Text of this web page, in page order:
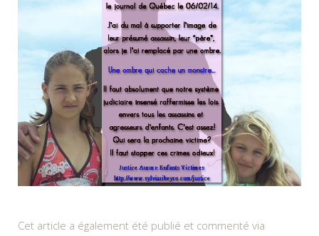
Cet article a également été publié et commenté via